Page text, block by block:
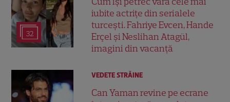
32
iubite actrițe din serialele
turcești. Fahriye Evcen, Hande
Erçel și Neslihan Atagül,
imagini din vacanță
VEDETE STRĂINE
Can Yaman revine pe ecrane